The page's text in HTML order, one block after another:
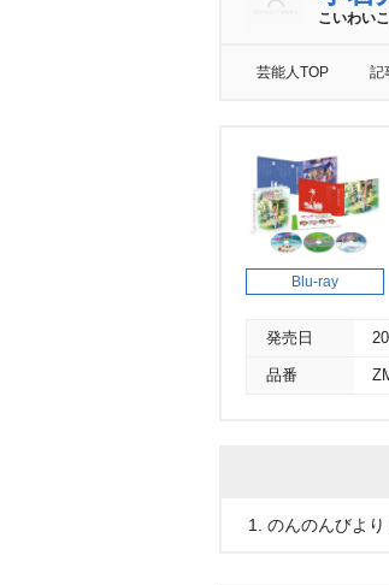
こいわい
芸能人TOP 記
Blu-ray
発売日
品番
1. のんのんびよ